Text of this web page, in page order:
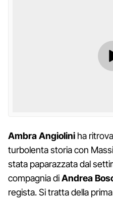
AmbraAngiolini ha
turbolenta storia con
stata paparazzata dal
compagnia diAndrea
regista. Si tratta della